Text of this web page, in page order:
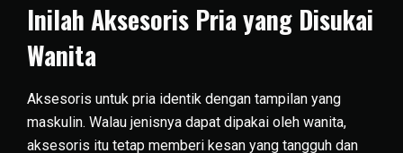
Inilah Aksesoris Pria yang Disukai
Wanita
Aksesoris untuk pria identik dengan tampilan yang
maskulin. Walau jenisnya dapat dipakai oleh wanita,
aksesoris itu tetap memberi kesan yang tangguh dan